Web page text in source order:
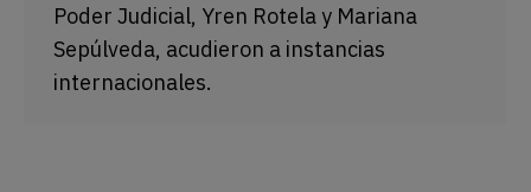
Poder Judicial, Yren Rotela y Mariana
Sepúlveda, acudieron a instancias
internacionales.